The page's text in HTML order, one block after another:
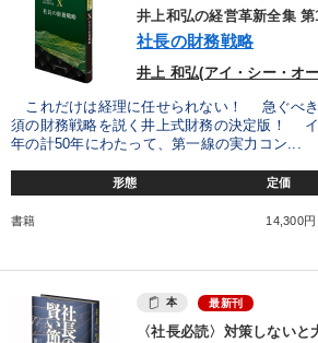
井上和弘の経営革新全集 第
社長の財務戦略
井上 和弘(アイ・シー・オ
これだけは経理に任せられない！ 急ぐべき
須の財務戦略を説く井上式財務の決定版！
年の計50年にわたって、第一線の実力コン...
形態 定価
書籍 14,300円
本 最新刊
〈社長必読〉対策しないと